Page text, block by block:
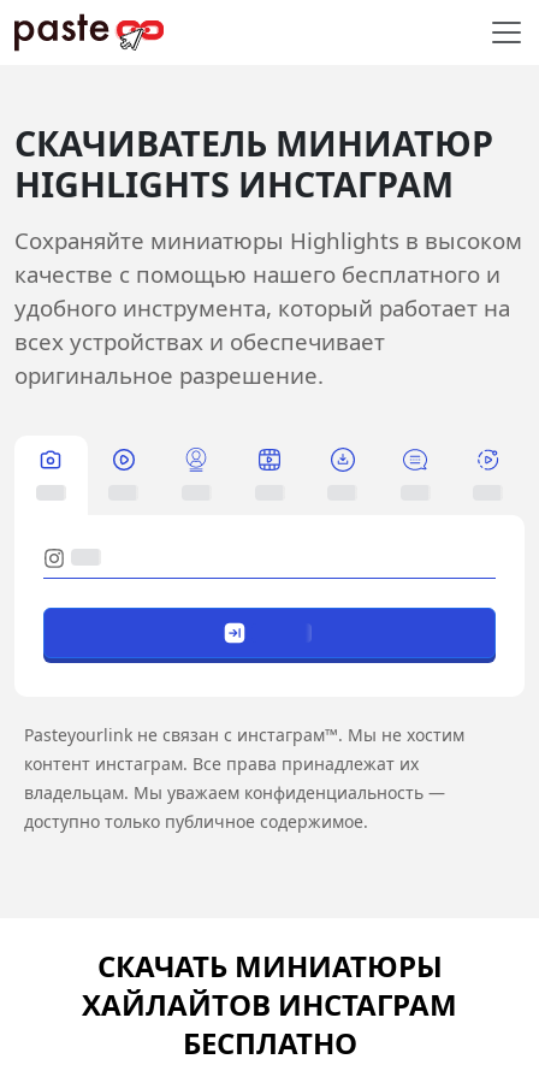
СКАЧИВАТЕЛЬ МИНИАТЮР
HIGHLIGHTS ИНСТАГРАМ
Сохраняйте миниатюры Highlights в высоком
качестве с помощью нашего бесплатного и
удобного инструмента, который работает на
всех устройствах и обеспечивает
оригинальное разрешение.
Pasteyourlink не связан с инстаграм™. Мы не хостим
контент инстаграм. Все права принадлежат их
владельцам. Мы уважаем конфиденциальность —
доступно только публичное содержимое.
СКАЧАТЬ МИНИАТЮРЫ
ХАЙЛАЙТОВ ИНСТАГРАМ
БЕСПЛАТНО